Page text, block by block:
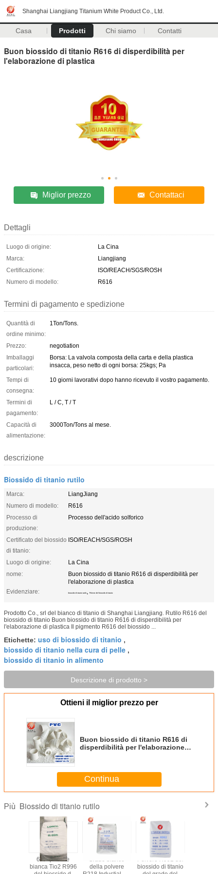
Shanghai Liangjiang Titanium White Product Co., Ltd.
Casa Prodotti Chi siamo Contatti
Buon biossido di titanio R616 di disperdibilità per
l'elaborazione di plastica
Miglior prezzo Contattaci
Dettagli
Luogo di origine:
La Cina
Marca:
Liangjiang
Certificazione:
ISO/REACH/SGS/ROSH
Numero di modello:
R616
Termini di pagamento e spedizione
Quantità di
ordine minimo:
1Ton/Tons.
Prezzo:
negotiation
Imballaggi
particolari:
Borsa: La valvola composta della carta e della plastica
insacca, peso netto di ogni borsa: 25kgs; Pa
Tempi di
consegna:
10 giorni lavorativi dopo hanno ricevuto il vostro pagamento.
Termini di
pagamento:
L / C, T / T
Capacità di
alimentazione:
3000Ton/Tons al mese.
descrizione
Biossido di titanio rutilo
Marca:
LiangJiang
Numero di modello:
R616
Processo di
produzione:
Processo dell'acido solforico
Certificato del biossido
di titanio:
ISO/REACH/SGS/ROSH
Luogo di origine:
La Cina
nome:
Buon biossido di titanio R616 di disperdibilità per
l'elaborazione di plastica
Evidenziare:
biossido di titanio rutilo , Polvere del biossido di titanio
Prodotto Co., srl del bianco di titanio di Shanghai Liangjiang. Rutilo R616 del
biossido di titanio Buon biossido di titanio R616 di disperdibilità per
l'elaborazione di plastica Il pigmento R616 del biossido ...
Etichette: uso di biossido di titanio ,
biossido di titanio nella cura di pelle ,
biossido di titanio in alimento
Descrizione di prodotto >
Ottieni il miglior prezzo per
Buon biossido di titanio R616 di
disperdibilità per l'elaborazione
Continua
Più Biossido di titanio rutilo
6.5 - polvere
bianca Tio2 R996
Grado bianco
della polvere
Polvere R992 del
biossido di titanio